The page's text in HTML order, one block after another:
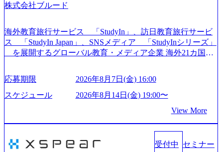
いることは何かを追究し、本当に価値のある成果を提供し
の736名（2024年1月）に到達。上場を目指し、さらに採用
のスピードを上げている。 人にフォーカスをして急成長す
る唯一無二のコンサルティングファーム【株式会社ノース
サンド 執行役員新山氏、庄司氏インタビュー】 (https://my-vi
2015年に設立され、前年比205%の売上成長を遂げるなど、
急速な成長を遂げている。 ​ 新規事業立案から業務改革、IT
戦略立案、IT導入までをワンストップで提供するコンサル
ティングファームである。 ​- 2025年1月時点で従業員数1,209
名を擁し、事業拡大を続けている。 「人」にフォーカスを
当てたコンサルティング会社として、社員の人間力を強み
としたサービスを提供している。 ​- - 2018年から6年連続で
株式会社ブルード
海外教育旅行サービス 「StudyIn」、訪日教育旅行サービ
ス 「StudyIn Japan」、SNSメディア 「StudyInシリーズ」
を展開するグローバル教育・メディア企業 海外21カ国と
育支援サービスを提供している 動画メディア事業を基盤と
して、留学支援・訪日教育旅行・SNSマーケティング事業
を展開している Mission:より多くの人に、グローバルという
ラになる Value： INTEGRITY誠実であろう 素直に心を開い
て伝える、自責かつ利他の精神で動く、謙虚な姿勢でウソ
る、失敗を恐れずにふみだす、執着心をもって没頭する O
応募期限
2026年8月7日(金) 16:00
スケジュール
2026年8月14日(金) 19:00〜
View More
受付中 セミナー